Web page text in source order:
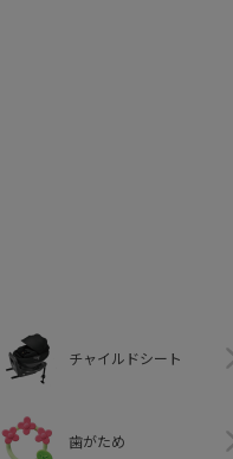
チャイルドシート
歯がため